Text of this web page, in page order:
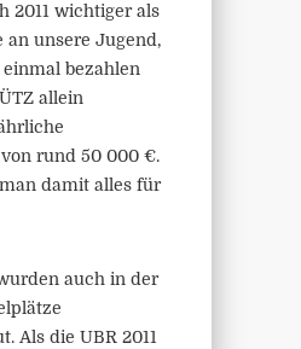
2011 wichtiger als
an unsere Jugend,
bezahlen
allein
rund 50 000 €.
damit alles für
auch in der
Als die UBR 2011